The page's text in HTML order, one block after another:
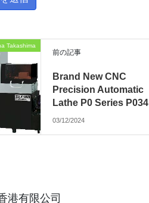
Takashima
前の記事
Brand New CNC
Precision Automatic
Lathe P0 Series P034
03/12/2024
港有限公司